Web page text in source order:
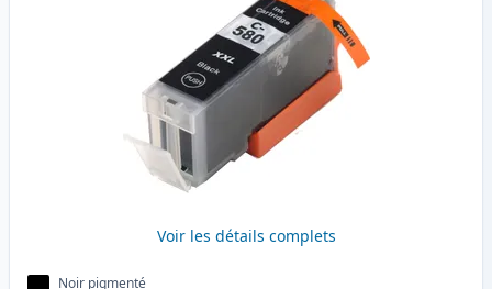
Voir les détails complets
Noir pigmenté